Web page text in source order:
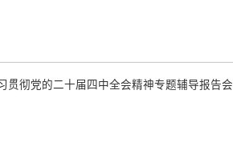
贯彻党的二十届四中全会精神专题辅导报告会